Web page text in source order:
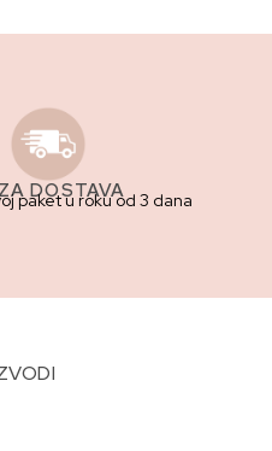
DOSTAVA
paket u roku od 3 dana